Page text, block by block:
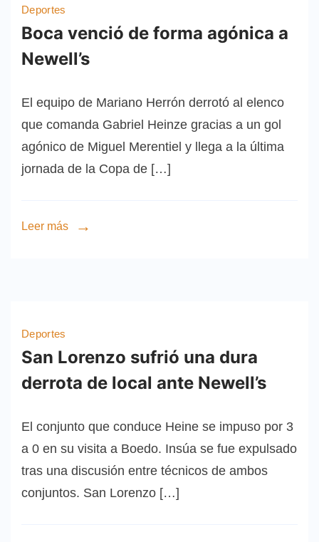
Deportes
Boca venció de forma agónica a
Newell’s
El equipo de Mariano Herrón derrotó al elenco
que comanda Gabriel Heinze gracias a un gol
agónico de Miguel Merentiel y llega a la última
jornada de la Copa de […]
Leer más
Deportes
San Lorenzo sufrió una dura
derrota de local ante Newell’s
El conjunto que conduce Heine se impuso por 3
a 0 en su visita a Boedo. Insúa se fue expulsado
tras una discusión entre técnicos de ambos
conjuntos. San Lorenzo […]